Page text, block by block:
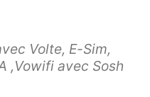
Volte, E-Sim,
,Vowifi avec Sosh